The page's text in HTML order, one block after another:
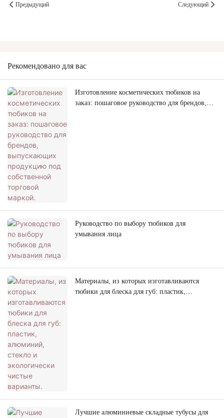
Предыдущий Следующий
Рекомендовано для вас
Изготовление косметических тюбиков на
заказ: пошаговое руководство для брендов,
Руководство по выбору тюбиков для
умывания лица
Материалы, из которых изготавливаются
тюбики для блеска для губ: пластик,
Лучшие алюминиевые складные тубусы для